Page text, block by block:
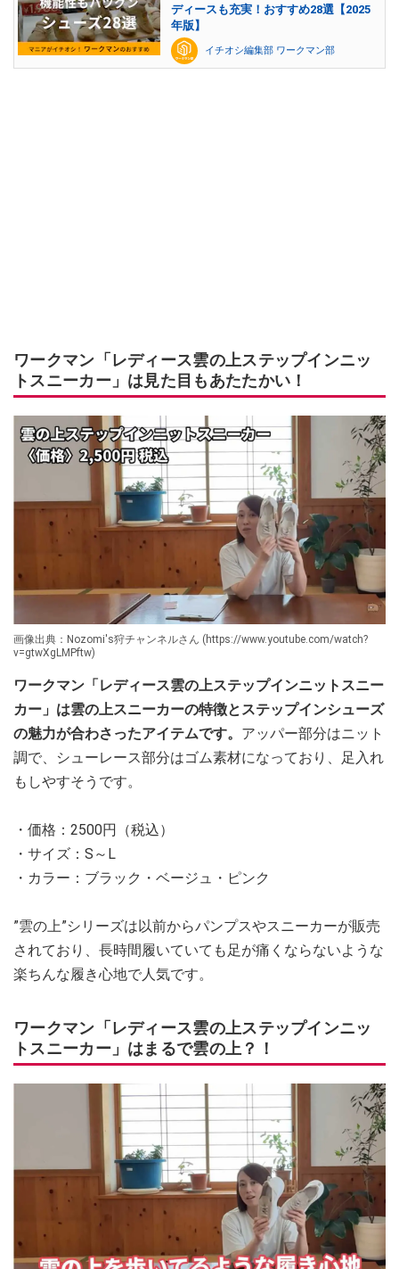
ディースも充実！おすすめ28選【2025
年版】
イチオシ編集部 ワークマン部
ワークマン「レディース雲の上ステップインニッ
トスニーカー」は見た目もあたたかい！
画像出典：Nozomi's狩チャンネルさん (https://www.youtube.com/watch?
v=gtwXgLMPftw)
ワークマン「レディース雲の上ステップインニットスニー
カー」は雲の上スニーカーの特徴とステップインシューズ
の魅力が合わさったアイテムです。 アッパー部分はニット
調で、シューレース部分はゴム素材になっており、足入れ
もしやすそうです。
・価格：2500円（税込）
・サイズ：S～L
・カラー：ブラック・ベージュ・ピンク
”雲の上”シリーズは以前からパンプスやスニーカーが販売
されており、長時間履いていても足が痛くならないような
楽ちんな履き心地で人気です。
ワークマン「レディース雲の上ステップインニッ
トスニーカー」はまるで雲の上？！